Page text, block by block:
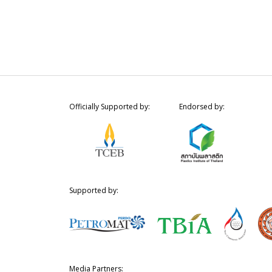
Officially Supported by: Endorsed by:
Supported by:
Media Partners: